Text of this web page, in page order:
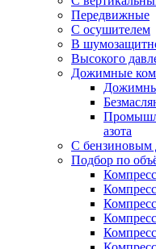
Передвижные
С осушителем
В
Высокого
Дожимные
азота
С бензиновым
Подбор по